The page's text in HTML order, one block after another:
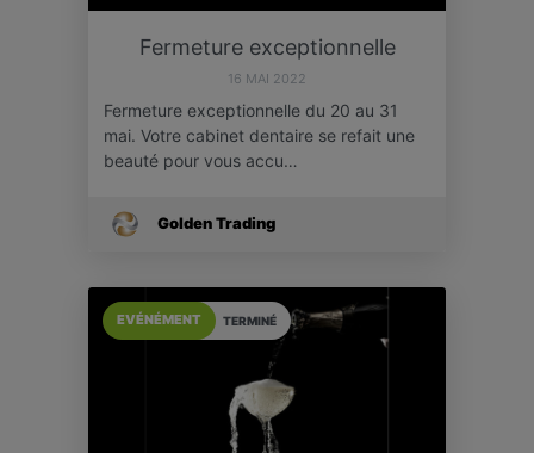
Fermeture exceptionnelle
16 MAI 2022
Fermeture exceptionnelle du 20 au 31
mai. Votre cabinet dentaire se refait une
beauté pour vous accu…
Golden Trading
TERMINÉ
EVÉNÉMENT